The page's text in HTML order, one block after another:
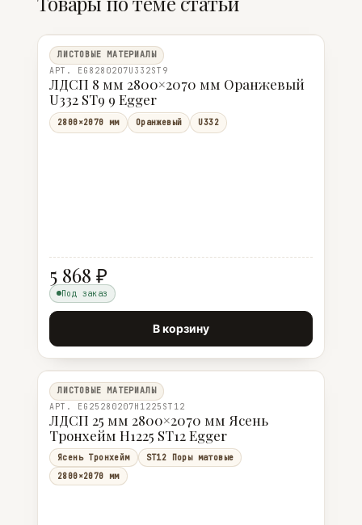
ЛИСТОВЫЕ МАТЕРИАЛЫ
АРТ. EG8280207U332ST9
ЛДСП 8 мм 2800×2070 мм Оранжевый
U332 ST9 9 Egger
2800×2070 мм Оранжевый U332
5 868 ₽
Под заказ
В корзину
ЛИСТОВЫЕ МАТЕРИАЛЫ
АРТ. EG25280207H1225ST12
ЛДСП 25 мм 2800×2070 мм Ясень
Тронхейм H1225 ST12 Egger
Ясень Тронхейм
ST12 Поры матовые
2800×2070 мм